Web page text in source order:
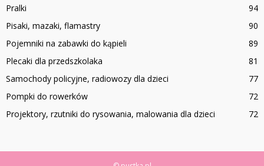
Pralki
94
Pisaki, mazaki, flamastry
90
Pojemniki na zabawki do kąpieli
89
Plecaki dla przedszkolaka
81
Samochody policyjne, radiowozy dla dzieci
77
Pompki do rowerków
72
Projektory, rzutniki do rysowania, malowania dla dzieci
72